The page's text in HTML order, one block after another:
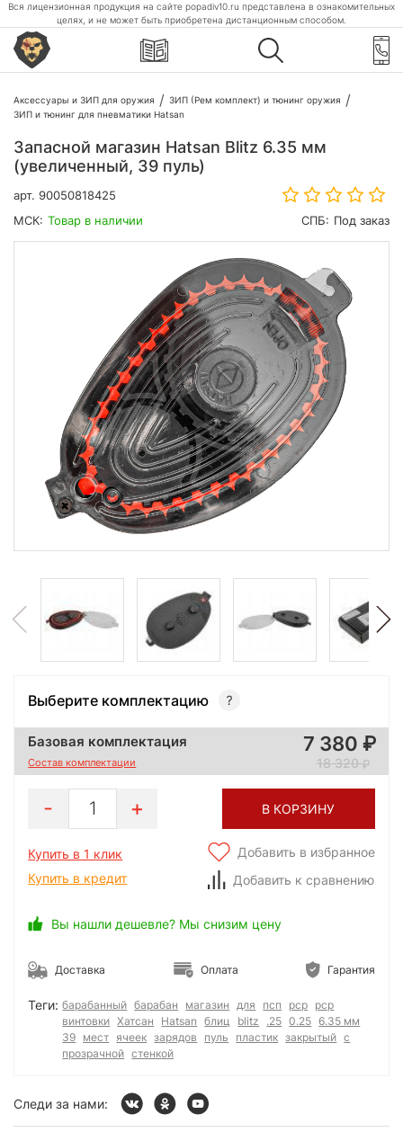
Вся лицензионная продукция на сайте popadiv10.ru представлена в ознакомительных
целях, и не может быть приобретена дистанционным способом.
Аксессуары и ЗИП для оружия
ЗИП (Рем комплект) и тюнинг оружия
ЗИП и тюнинг для пневматики Hatsan
Запасной магазин Hatsan Blitz 6.35 мм
(увеличенный, 39 пуль)
арт. 90050818425
МСК: Товар в наличии СПБ: Под заказ
Выберите комплектацию
Базовая комплектация
Состав комплектации
7 380
18 320
1 В КОРЗИНУ
Купить в 1 клик
Купить в кредит
Добавить в избранное
Добавить к сравнению
Вы нашли дешевле? Мы снизим цену
Доставка Оплата Гарантия
Теги: барабанный барабан магазин для псп рср pcp
винтовки Хатсан Hatsan блиц blitz .25 0.25 6.35 мм
39 мест ячеек зарядов пуль пластик закрытый с
прозрачной стенкой
Следи за нами: